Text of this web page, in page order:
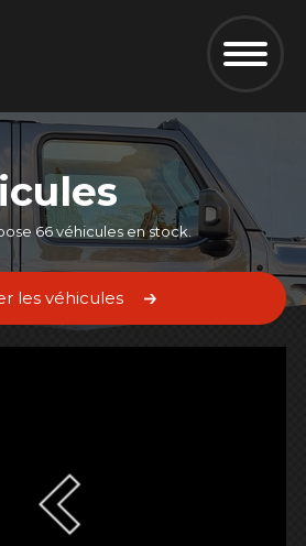
66 véhicules en stock.
les véhicules